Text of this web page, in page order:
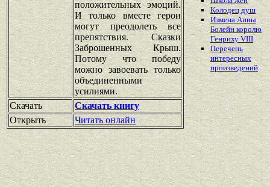
положительных эмоций.
И только вместе герои
могут преодолеть все
препятствия. Сказки
Заброшенных Крыш.
Потому что победу
можно завоевать только
объединенными
усилиями.
Скачать
Скачать книгу
Открыть
Читать онлайн
Колодец душ
Измена Анны
Болейн королю
Генриху VIII
Перечень
интересных
произведений